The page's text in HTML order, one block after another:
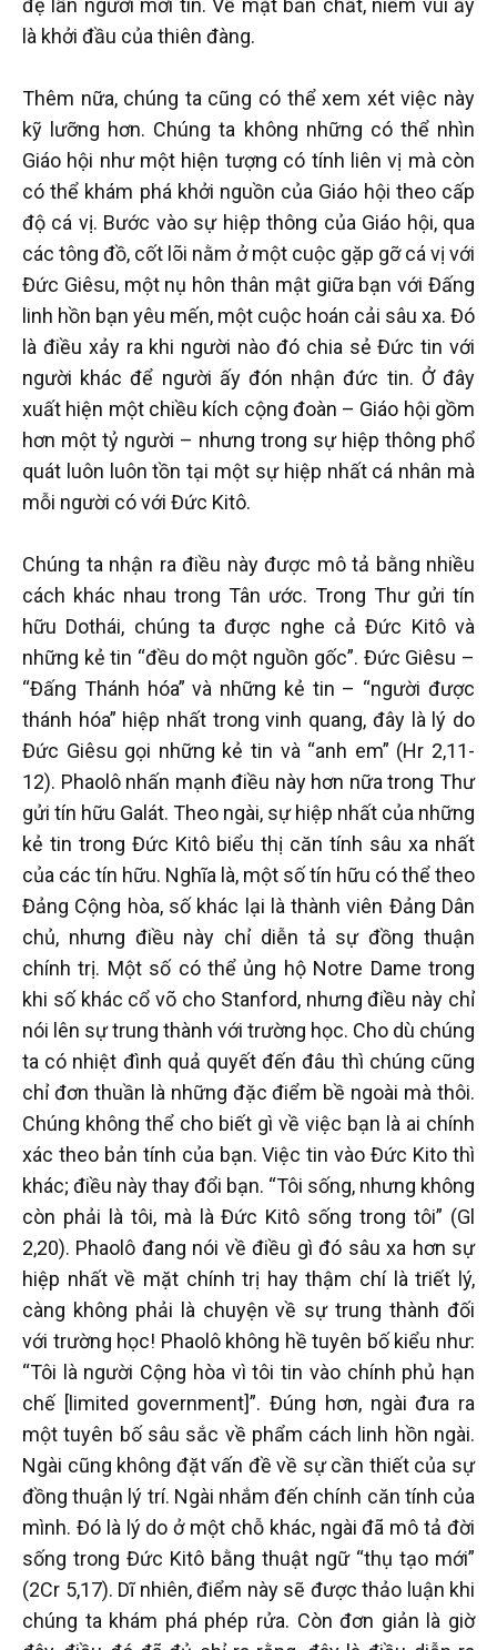
đệ lẫn người mới tin. Về mặt bản chất, niềm vui ấy
là khởi đầu của thiên đàng.
Thêm nữa, chúng ta cũng có thể xem xét việc này
kỹ lưỡng hơn. Chúng ta không những có thể nhìn
Giáo hội như một hiện tượng có tính liên vị mà còn
có thể khám phá khởi nguồn của Giáo hội theo cấp
độ cá vị. Bước vào sự hiệp thông của Giáo hội, qua
các tông đồ, cốt lõi nằm ở một cuộc gặp gỡ cá vị với
Đức Giêsu, một nụ hôn thân mật giữa bạn với Đấng
linh hồn bạn yêu mến, một cuộc hoán cải sâu xa. Đó
là điều xảy ra khi người nào đó chia sẻ Đức tin với
người khác để người ấy đón nhận đức tin. Ở đây
xuất hiện một chiều kích cộng đoàn – Giáo hội gồm
hơn một tỷ người – nhưng trong sự hiệp thông phổ
quát luôn luôn tồn tại một sự hiệp nhất cá nhân mà
mỗi người có với Đức Kitô.
Chúng ta nhận ra điều này được mô tả bằng nhiều
cách khác nhau trong Tân ước. Trong Thư gửi tín
hữu Dothái, chúng ta được nghe cả Đức Kitô và
những kẻ tin “đều do một nguồn gốc”. Đức Giêsu –
“Đấng Thánh hóa” và những kẻ tin – “người được
thánh hóa” hiệp nhất trong vinh quang, đây là lý do
Đức Giêsu gọi những kẻ tin và “anh em” (Hr 2,11-
12). Phaolô nhấn mạnh điều này hơn nữa trong Thư
gửi tín hữu Galát. Theo ngài, sự hiệp nhất của những
kẻ tin trong Đức Kitô biểu thị căn tính sâu xa nhất
của các tín hữu. Nghĩa là, một số tín hữu có thể theo
Đảng Cộng hòa, số khác lại là thành viên Đảng Dân
chủ, nhưng điều này chỉ diễn tả sự đồng thuận
chính trị. Một số có thể ủng hộ Notre Dame trong
khi số khác cổ võ cho Stanford, nhưng điều này chỉ
nói lên sự trung thành với trường học. Cho dù chúng
ta có nhiệt đình quả quyết đến đâu thì chúng cũng
chỉ đơn thuần là những đặc điểm bề ngoài mà thôi.
Chúng không thể cho biết gì về việc bạn là ai chính
xác theo bản tính của bạn. Việc tin vào Đức Kito thì
khác; điều này thay đổi bạn. “Tôi sống, nhưng không
còn phải là tôi, mà là Đức Kitô sống trong tôi” (Gl
2,20). Phaolô đang nói về điều gì đó sâu xa hơn sự
hiệp nhất về mặt chính trị hay thậm chí là triết lý,
càng không phải là chuyện về sự trung thành đối
với trường học! Phaolô không hề tuyên bố kiểu như:
“Tôi là người Cộng hòa vì tôi tin vào chính phủ hạn
chế [limited government]”. Đúng hơn, ngài đưa ra
một tuyên bố sâu sắc về phẩm cách linh hồn ngài.
Ngài cũng không đặt vấn đề về sự cần thiết của sự
đồng thuận lý trí. Ngài nhắm đến chính căn tính của
mình. Đó là lý do ở một chỗ khác, ngài đã mô tả đời
sống trong Đức Kitô bằng thuật ngữ “thụ tạo mới”
(2Cr 5,17). Dĩ nhiên, điểm này sẽ được thảo luận khi
chúng ta khám phá phép rửa. Còn đơn giản là giờ